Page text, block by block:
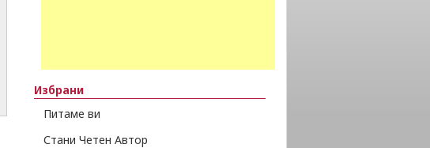
Избрани
Питаме ви
Стани Четен Автор